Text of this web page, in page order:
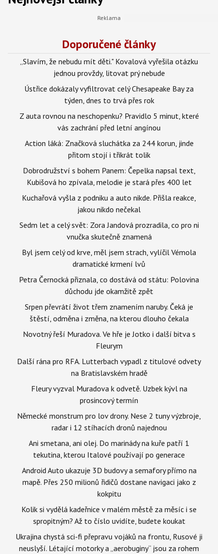
Doporučené články
„Slavím, že nebudu mít děti." Kovalová vyřešila otázku
jednou provždy, litovat prý nebude
Ústřice dokázaly vyfiltrovat celý Chesapeake Bay za
týden, dnes to trvá přes rok
Z auta rovnou na neschopenku? Pravidlo 5 minut, které
vás zachrání před letní angínou
Action láká: Značková sluchátka za 244 korun, jinde
přitom stojí i třikrát tolik
Dobrodružství s bohem Panem: Čepelka napsal text,
Kubišová ho zpívala, melodie je stará přes 400 let
Kuchařová vyšla z podniku a auto nikde. Přišla reakce,
jakou nikdo nečekal
Sedm let a celý svět: Zora Jandová prozradila, co pro ni
vnučka skutečně znamená
Byl jsem celý od krve, měl jsem strach, vylíčil Vémola
dramatické krmení lvů
Petra Černocká přiznala, co dostává od státu: Polovina
důchodu jde okamžitě zpět
Srpen převrátí život třem znamením naruby. Čeká je
štěstí, odměna i změna, na kterou dlouho čekala
Novotný řeší Muradova. Ve hře je Jotko i další bitva s
Fleurym
Další rána pro RFA. Lutterbach vypadl z titulové odvety
na Bratislavském hradě
Fleury vyzval Muradova k odvetě. Uzbek kývl na
prosincový termín
Německé monstrum pro lov drony. Nese 2 tuny výzbroje,
radar i 12 stíhacích dronů najednou
Ani smetana, ani olej. Do marinády na kuře patří 1
tekutina, kterou Italové používají po generace
Android Auto ukazuje 3D budovy a semafory přímo na
mapě. Přes 250 milionů řidičů dostane navigaci jako z
kokpitu
Kolik si vydělá kadeřnice v malém městě za měsíc i se
spropitným? Až to číslo uvidíte, budete koukat
Ukrajina chystá sci-fi přepravu vojáků na frontu, Rusové ji
neuslyší. Létající motorky a „aerobuginy“ jsou za rohem